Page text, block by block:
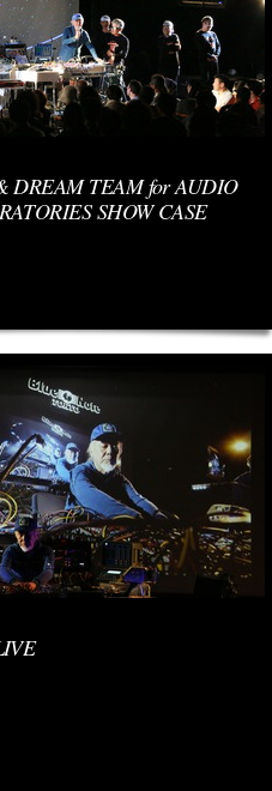
DREAM TEAM for AUDIO
SHOW CASE